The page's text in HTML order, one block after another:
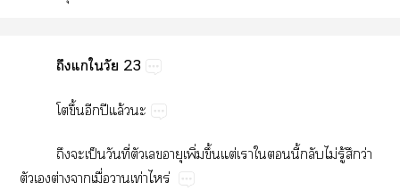
​​​​23
​ึ้​​ปี​ล้​
​​ป็​ี่​​​​ิ่​ึ้​ต่​​​​ี้​​ไม่​ู้​​ว่​
​​ต่​​ื่​​ท่​ร่